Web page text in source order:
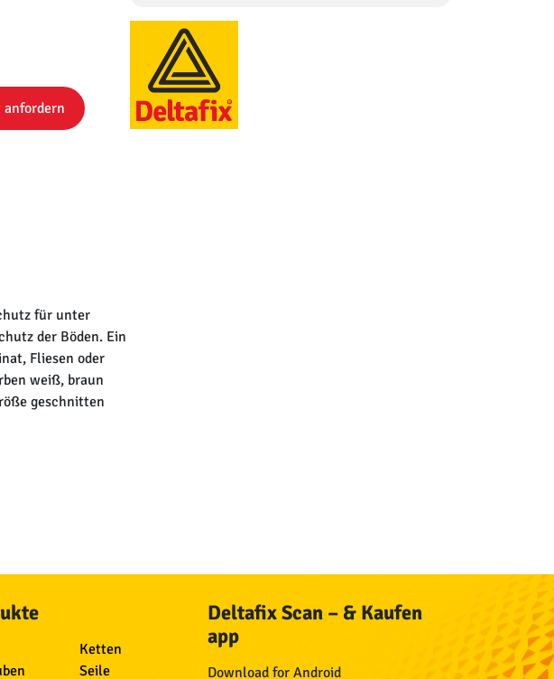
anfordern
für unter
der Böden. Ein
Fliesen oder
weiß, braun
geschnitten
Ketten
Seile
Deltafix Scan – & Kaufen
app
Download for Android